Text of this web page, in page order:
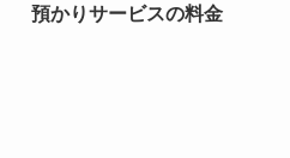
預かりサービスの料金